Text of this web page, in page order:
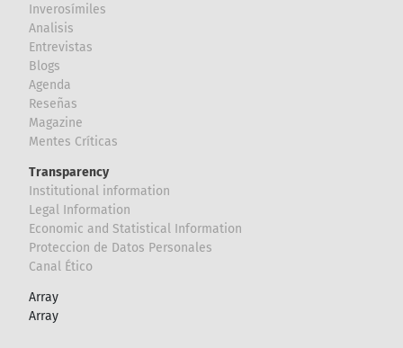
Inverosímiles
Analisis
Entrevistas
Blogs
Agenda
Reseñas
Magazine
Mentes Críticas
Transparency
Institutional information
Legal Information
Economic and Statistical Information
Proteccion de Datos Personales
Canal Ético
Array
Array